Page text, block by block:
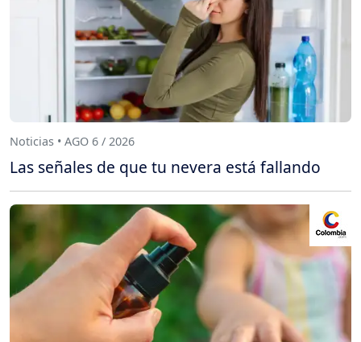
Noticias • AGO 6 / 2026
Las señales de que tu nevera está fallando